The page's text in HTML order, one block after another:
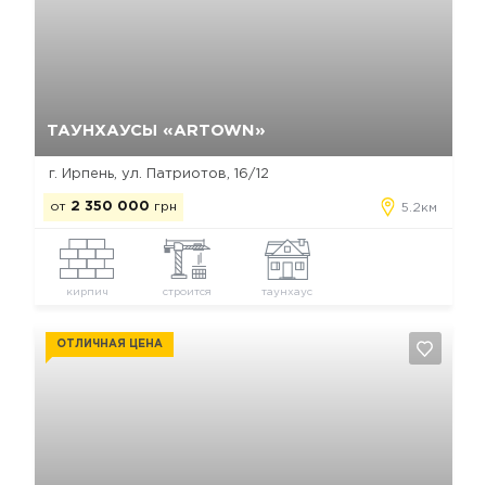
ТАУНХАУСЫ «ARTOWN»
г. Ирпень, ул. Патриотов, 16/12
от 2 350 000 грн 5.2км
кирпич строится таунхаус
ОТЛИЧНАЯ ЦЕНА